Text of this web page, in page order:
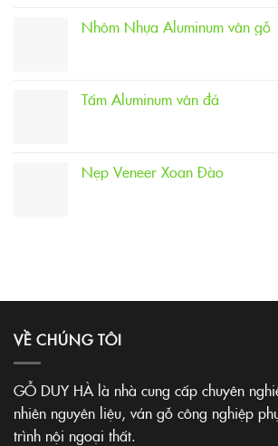
Nhôm Nhựa Aluminum vân gỗ
Tấm Aluminum vân đá
Nẹp Veneer Xoan Đào
VỀ CHÚNG TÔI
GỖ DUY HÀ là nhà cung cấp chuyên
nhiên nguyên liệu, ván gỗ công nghiệp
trình nội ngoại thất.